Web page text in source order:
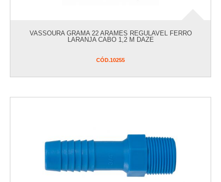
VASSOURA GRAMA 22 ARAMES REGULAVEL FERRO
LARANJA CABO 1,2 M DAZE
CÓD.10255